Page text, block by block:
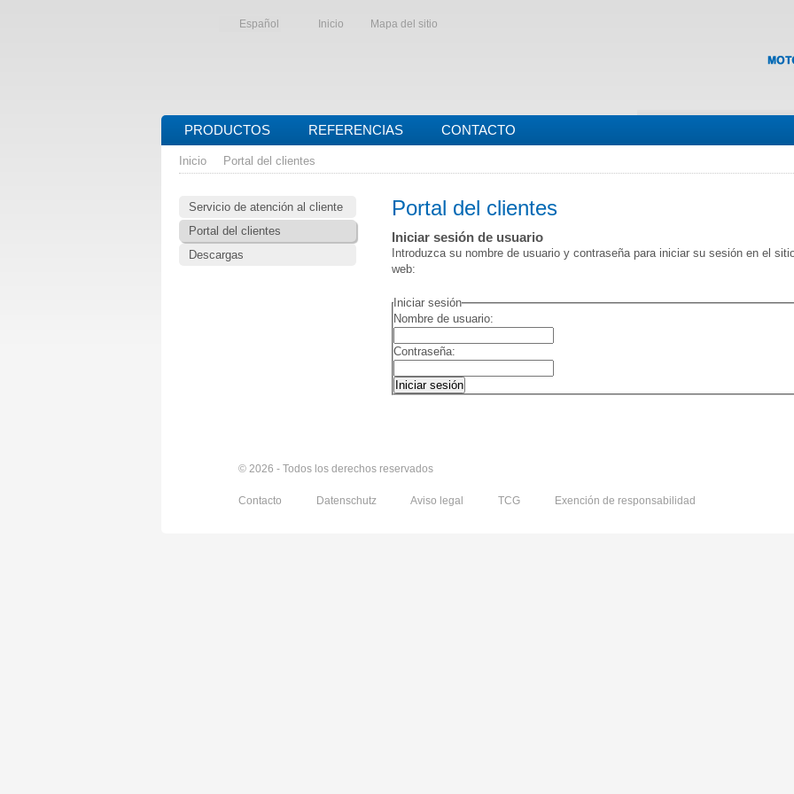
Español Inicio Mapa del sitio
PRODUCTOS REFERENCIAS CONTACTO
Inicio Portal del clientes
Servicio de atención al cliente
Portal del clientes
Descargas
Portal del clientes
Iniciar sesión de usuario
Introduzca su nombre de usuario y contraseña para iniciar su sesión en el
web:
Iniciar sesión
Nombre de usuario:
Contraseña:
© 2026 - Todos los derechos reservados
Contacto Datenschutz Aviso legal TCG Exención de responsabilidad